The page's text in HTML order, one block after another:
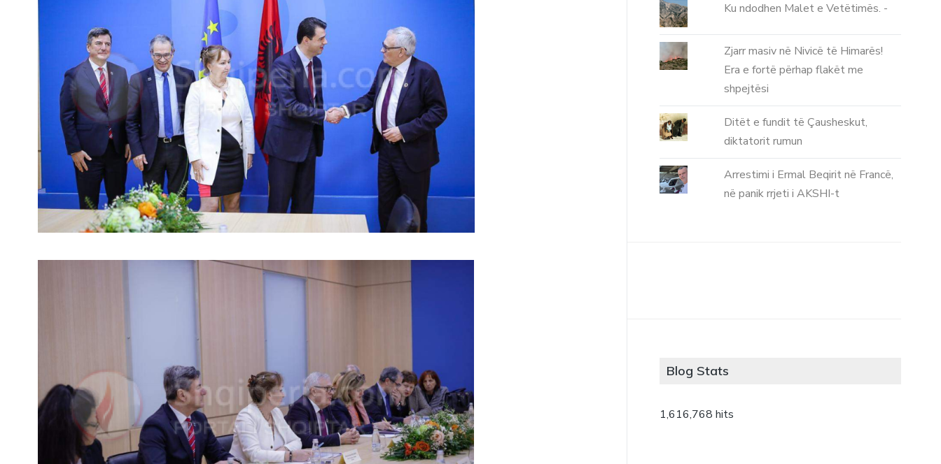
Ku ndodhen Malet e Vetëtimës. -
Zjarr masiv në Nivicë të Himarës!
Era e fortë përhap flakët me
shpejtësi
Ditët e fundit të Çausheskut,
diktatorit rumun
Arrestimi i Ermal Beqirit në Francë,
në panik rrjeti i AKSHI-t
Blog Stats
1,616,768 hits